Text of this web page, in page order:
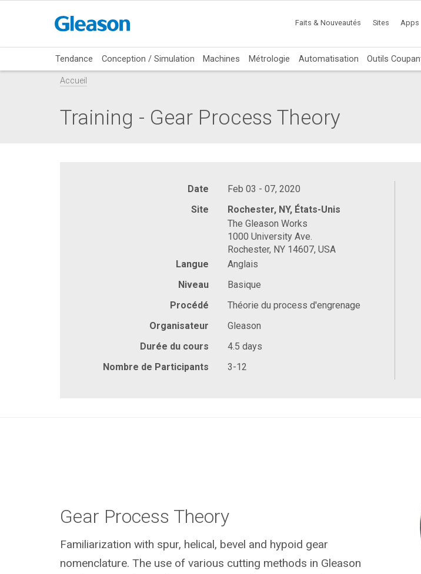
Faits & Nouveautés Sites Apps
Tendance Conception / Simulation Machines Métrologie Automatisation Outils
Accueil
Training - Gear Process Theory
Date
Feb 03 - 07, 2020
Site
Rochester, NY, États-Unis
The Gleason Works
1000 University Ave.
Rochester, NY 14607, USA
Langue
Anglais
Niveau
Basique
Procédé
Théorie du process d'engrenage
Organisateur
Gleason
Durée du cours
4.5 days
Nombre de Participants
3-12
Gear Process Theory
Familiarization with spur, helical, bevel and hypoid gear
nomenclature. The use of various cutting methods in Gleason